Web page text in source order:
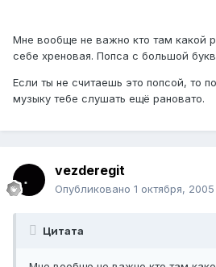
Мне вообще не важно кто там какой
себе хреновая. Попса с большой
Если ты не считаешь это попсой, то
музыку тебе слушать ещё рановато.
vezderegit
Опубликовано 1 октября, 2005
Цитата